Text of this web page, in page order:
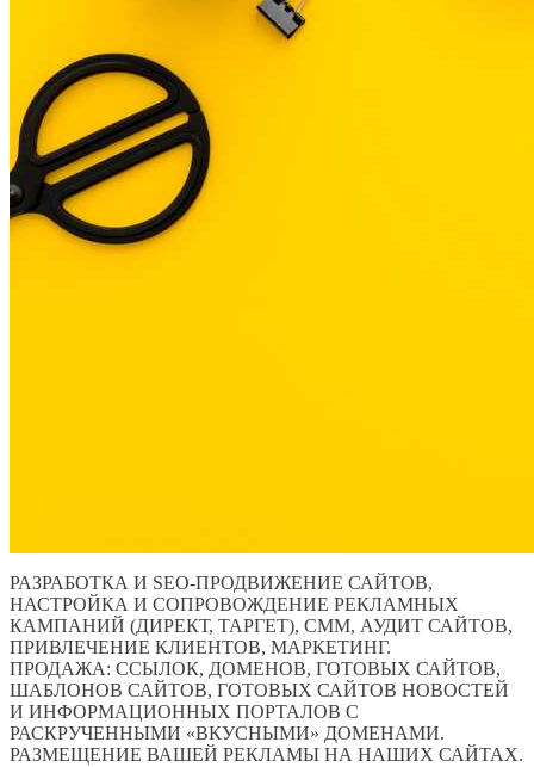
РАЗРАБОТКА И SEO-ПРОДВИЖЕНИЕ САЙТОВ,
НАСТРОЙКА И СОПРОВОЖДЕНИЕ РЕКЛАМНЫХ
КАМПАНИЙ (ДИРЕКТ, ТАРГЕТ), СММ, АУДИТ САЙТОВ,
ПРИВЛЕЧЕНИЕ КЛИЕНТОВ, МАРКЕТИНГ.
ПРОДАЖА: ССЫЛОК, ДОМЕНОВ, ГОТОВЫХ САЙТОВ,
ШАБЛОНОВ САЙТОВ, ГОТОВЫХ САЙТОВ НОВОСТЕЙ
И ИНФОРМАЦИОННЫХ ПОРТАЛОВ С
РАСКРУЧЕННЫМИ «ВКУСНЫМИ» ДОМЕНАМИ.
РАЗМЕЩЕНИЕ ВАШЕЙ РЕКЛАМЫ НА НАШИХ САЙТАХ.